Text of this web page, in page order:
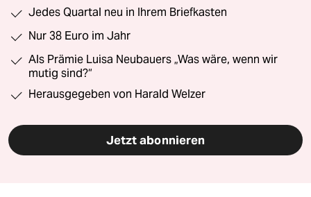
Jedes Quartal neu in Ihrem Briefkasten
Nur 38 Euro im Jahr
Als Prämie Luisa Neubauers „Was wäre, wenn wir
mutig sind?“
Herausgegeben von Harald Welzer
Jetzt abonnieren